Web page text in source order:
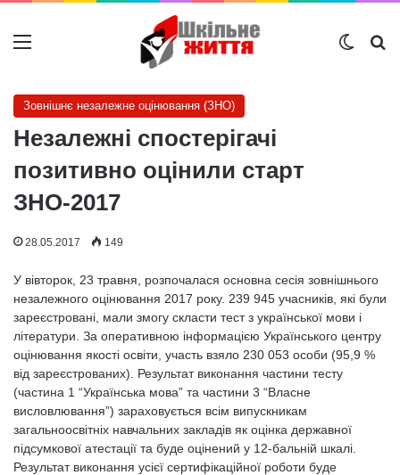
Меню
Зовнішнє незалежне оцінювання (ЗНО)
Незалежні спостерігачі
позитивно оцінили старт
ЗНО-2017
28.05.2017 149
У вівторок, 23 травня, розпочалася основна сесія зовнішнього
незалежного оцінювання 2017 року. 239 945 учасників, які були
зареєстровані, мали змогу скласти тест з української мови і
літератури. За оперативною інформацією Українського центру
оцінювання якості освіти, участь взяло 230 053 особи (95,9 %
від зареєстрованих). Результат виконання частини тесту
(частина 1 “Українська мова” та частини 3 “Власне
висловлювання”) зараховується всім випускникам
загальноосвітніх навчальних закладів як оцінка державної
підсумкової атестації та буде оцінений у 12-бальній шкалі.
Результат виконання усієї сертифікаційної роботи буде